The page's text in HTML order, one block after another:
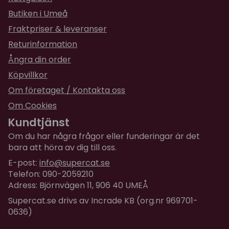
Butiken i Umeå
Fraktpriser & leveranser
Returinformation
Ångra din order
Köpvillkor
Om företaget / Kontakta oss
Om Cookies
Kundtjänst
Om du har några frågor eller funderingar är det
bara att höra av dig till oss.
E-post: info@supercat.se
Telefon: 090-2059210
Adress: Björnvägen 11, 906 40 UMEÅ
Supercat.se drivs av Incrade KB (org.nr 969701-
0636)